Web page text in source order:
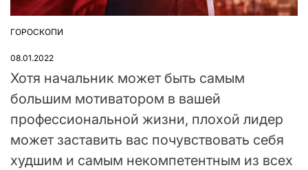
ОПУБЛІКУВАТИ
ГОРОСКОПИ
08.01.2022
Хотя начальник может быть самым
большим мотиватором в вашей
профессиональной жизни, плохой лидер
может заставить вас почувствовать себя
худшим и самым некомпетентным из всех